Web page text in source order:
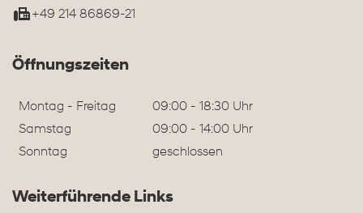
+49 214 86869-21
Öffnungszeiten
Montag - Freitag
09:00 - 18:30 Uhr
Samstag
09:00 - 14:00 Uhr
Sonntag
geschlossen
Weiterführende Links